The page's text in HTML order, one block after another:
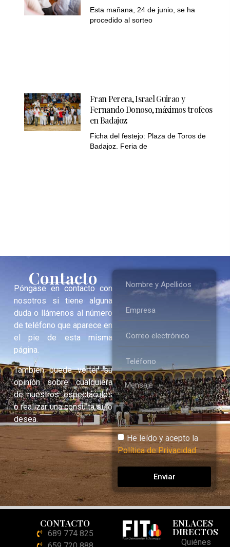
Esta mañana, 24 de junio, se ha
procedido al sorteo
Fran Perera, Israel Guirao y
Fernando Donoso, máximos trofeos
en Badajoz
Ficha del festejo: Plaza de Toros de
Badajoz. Feria de
Contacto
Póngase en contacto con
nosotros si tiene alguna
duda o llámenos al número
de teléfono que aparece en
el pie de esta misma
página.
También puede verter su
opinión sobre cualquiera
de nuestros espectáculos
o realizar una consulta si lo
desea.
He leído y acepto la
Política de Privacidad
Enviar
CONTACTO
689 774 825
ENLACES
DIRECTOS
Quiénes